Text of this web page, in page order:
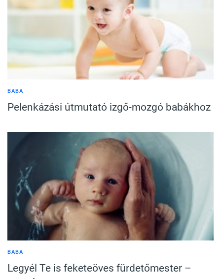
BABA
Pelenkázási útmutató izgő-mozgó babákhoz
BABA
Legyél Te is feketeöves fürdetőmester –